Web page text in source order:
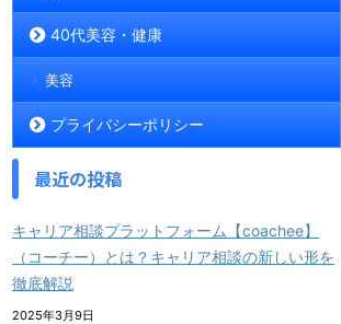
40代美容・健康
美容
プライバシーポリシー
最近の投稿
キャリア相談プラットフォーム【coachee】
（コーチー）とは？キャリア相談の新しい形を
徹底解説
2025年3月9日